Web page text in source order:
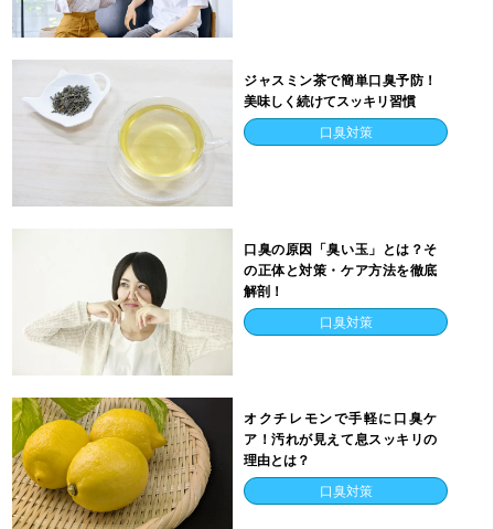
ジャスミン茶で簡単口臭予防！
美味しく続けてスッキリ習慣
口臭対策
口臭の原因「臭い玉」とは？そ
の正体と対策・ケア方法を徹底
解剖！
口臭対策
オクチレモンで手軽に口臭ケ
ア！汚れが見えて息スッキリの
理由とは？
口臭対策